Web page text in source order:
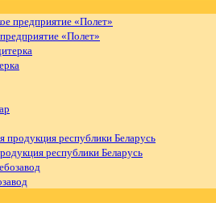
«Полет»
республики Беларусь